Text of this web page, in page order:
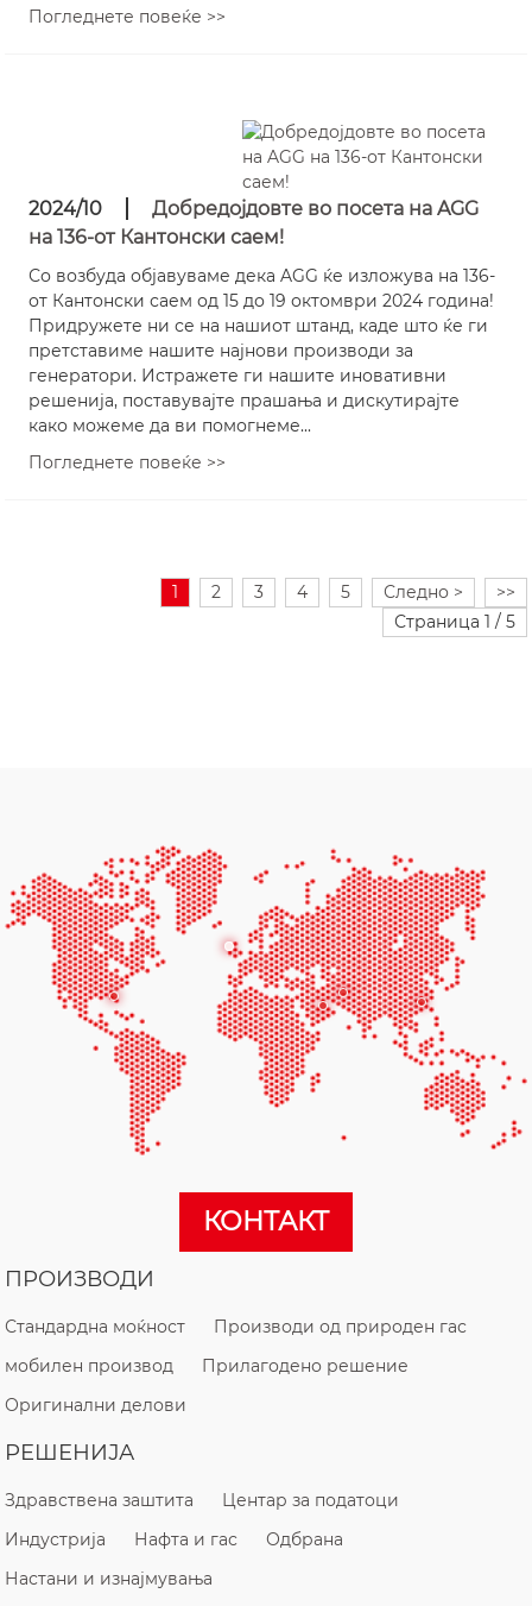
Погледнете повеќе >>
2024/10
Добредојдовте во посета на AGG
на 136-от Кантонски саем!
Со возбуда објавуваме дека AGG ќе изложува на 136-
от Кантонски саем од 15 до 19 октомври 2024 година!
Придружете ни се на нашиот штанд, каде што ќе ги
претставиме нашите најнови производи за
генератори. Истражете ги нашите иновативни
решенија, поставувајте прашања и дискутирајте
како можеме да ви помогнеме...
Погледнете повеќе >>
1 2 3 4 5 Следно >
>>
Страница 1 / 5
КОНТАКТ
ПРОИЗВОДИ
Стандардна моќност
Производи од природен гас
мобилен производ
Прилагодено решение
Оригинални делови
РЕШЕНИЈА
Здравствена заштита
Центар за податоци
Индустрија
Нафта и гас
Одбрана
Настани и изнајмувања